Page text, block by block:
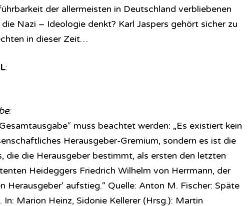
der allermeisten in Deutschland verbliebenen
Nazi – Ideologie denkt? Karl Jaspers gehört sicher zu
in dieser Zeit…
:
:
muss beachtet werden: „Es existiert kein
Herausgeber-Gremium, sondern es ist die
die die Herausgeber bestimmt, als ersten den letzten
Heideggers Friedrich Wilhelm von Herrmann, der
Herausgeber‘ aufstieg.“ Quelle: Anton M. Fischer: Späte
Marion Heinz, Sidonie Kellerer (Hrsg.): Martin